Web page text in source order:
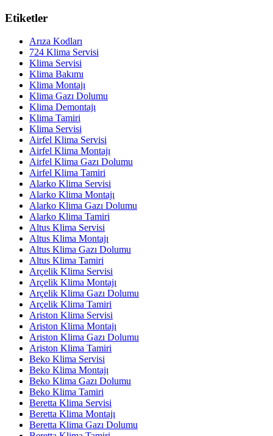
Etiketler
Arıza Kodları
724 Klima Servisi
Klima Servisi
Klima Bakımı
Klima Montajı
Klima Gazı Dolumu
Klima Demontajı
Klima Tamiri
Klima Servisi
Airfel Klima Servisi
Airfel Klima Montajı
Airfel Klima Gazı Dolumu
Airfel Klima Tamiri
Alarko Klima Servisi
Alarko Klima Montajı
Alarko Klima Gazı Dolumu
Alarko Klima Tamiri
Altus Klima Servisi
Altus Klima Montajı
Altus Klima Gazı Dolumu
Altus Klima Tamiri
Arçelik Klima Servisi
Arçelik Klima Montajı
Arçelik Klima Gazı Dolumu
Arçelik Klima Tamiri
Ariston Klima Servisi
Ariston Klima Montajı
Ariston Klima Gazı Dolumu
Ariston Klima Tamiri
Beko Klima Servisi
Beko Klima Montajı
Beko Klima Gazı Dolumu
Beko Klima Tamiri
Beretta Klima Servisi
Beretta Klima Montajı
Beretta Klima Gazı Dolumu